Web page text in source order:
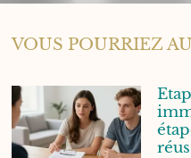
VOUS POURRIEZ